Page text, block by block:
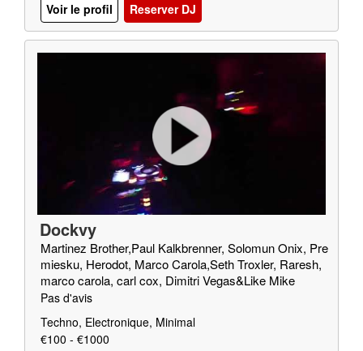
Voir le profil
Reserver DJ
Dockvy
Martinez Brother,Paul Kalkbrenner, Solomun Onix, Pre
miesku, Herodot, Marco Carola,Seth Troxler, Raresh,
marco carola, carl cox, Dimitri Vegas&Like Mike
Pas d'avis
Techno, Electronique, Minimal
€100 - €1000